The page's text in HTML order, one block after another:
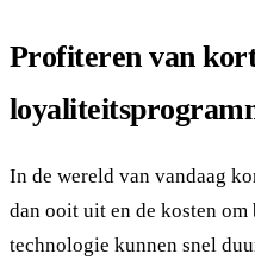
Profiteren van
In de wereld van vandaag
dan ooit uit en de kosten
technologie kunnen snel